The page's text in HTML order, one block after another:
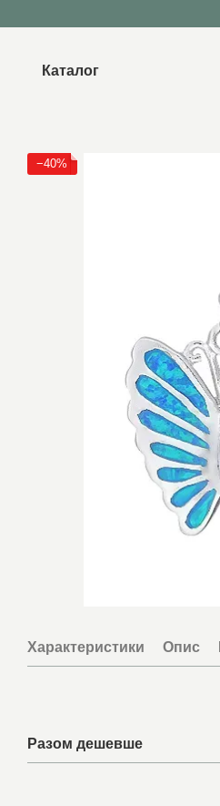
Каталог
−40%
Характеристики Опис
Разом дешевше